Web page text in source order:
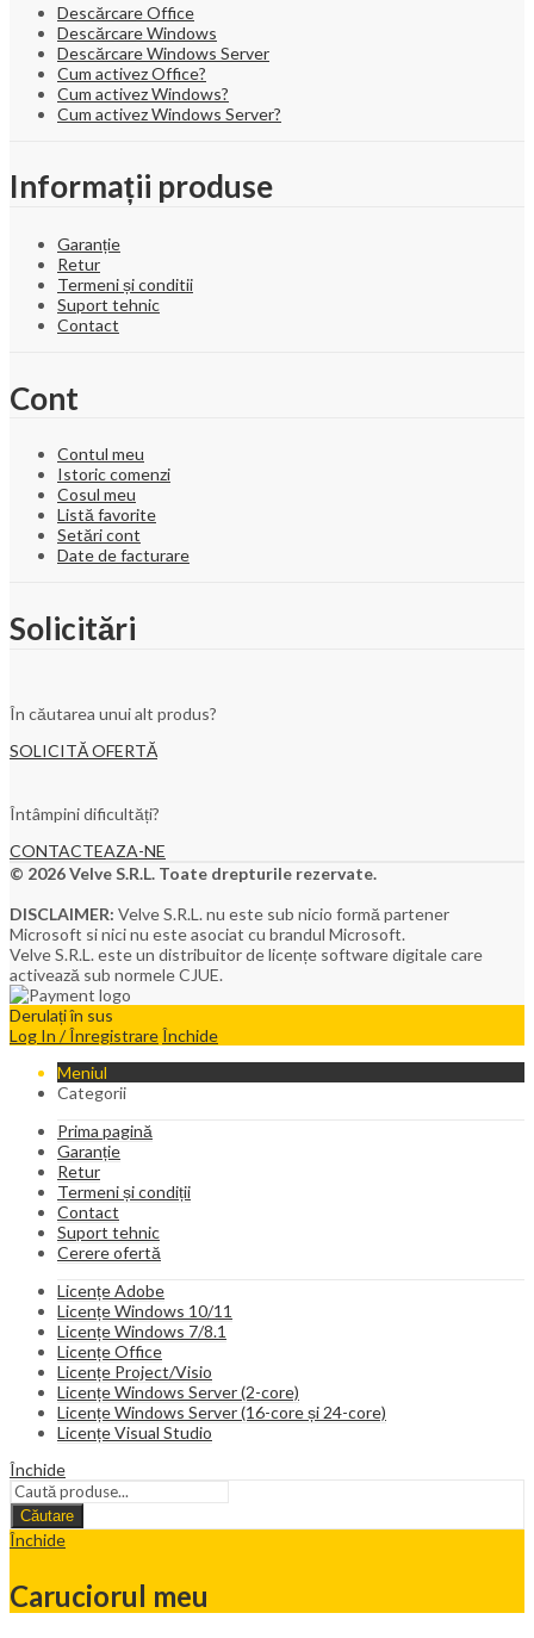
Descărcare Office
Descărcare Windows
Descărcare Windows Server
Cum activez Office?
Cum activez Windows?
Cum activez Windows Server?
Informații produse
Garanție
Retur
Termeni și conditii
Suport tehnic
Contact
Cont
Contul meu
Istoric comenzi
Cosul meu
Listă favorite
Setări cont
Date de facturare
Solicitări
În căutarea unui alt produs?
SOLICITĂ OFERTĂ
Întâmpini dificultăți?
CONTACTEAZA-NE
© 2026 Velve S.R.L. Toate drepturile rezervate.
DISCLAIMER: Velve S.R.L. nu este sub nicio formă partener
Microsoft si nici nu este asociat cu brandul Microsoft.
Velve S.R.L. este un distribuitor de licențe software digitale care
activează sub normele CJUE.
Derulați în sus
Log In / ÎnregistrareÎnchide
Meniul
Categorii
Prima pagină
Garanție
Retur
Termeni și condiții
Contact
Suport tehnic
Cerere ofertă
Licențe Adobe
Licențe Windows 10/11
Licențe Windows 7/8.1
Licențe Office
Licențe Project/Visio
Licențe Windows Server (2-core)
Licențe Windows Server (16-core și 24-core)
Licențe Visual Studio
Închide
Căutare
Închide
Caruciorul meu